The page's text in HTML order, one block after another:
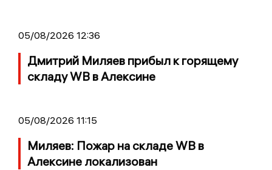
05/08/2026 12:36
Дмитрий Миляев прибыл к горящему
складу WB в Алексине
05/08/2026 11:15
Миляев: Пожар на складе WB в
Алексине локализован